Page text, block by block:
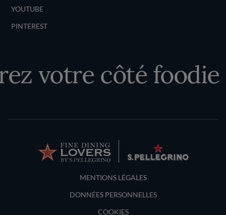
YOUTUBE
PINTEREST
votre côté foodie
Terms and Conditions
MENTIONS LÉGALES
DONNÉES PERSONNELLES
COOKIES